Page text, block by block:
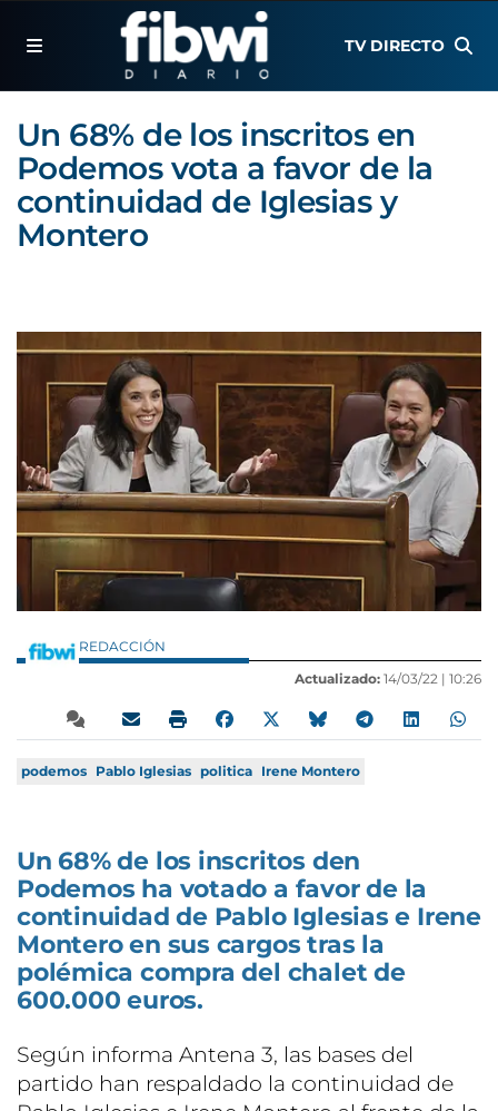
TV DIRECTO
Un 68% de los inscritos en
Podemos vota a favor de la
continuidad de Iglesias y
Montero
REDACCIÓN
Actualizado: 14/03/22 | 10:26
podemos Pablo Iglesias politica Irene Montero
Un 68% de los inscritos den
Podemos ha votado a favor de la
continuidad de Pablo Iglesias e Irene
Montero en sus cargos tras la
polémica compra del chalet de
600.000 euros.
Según informa Antena 3, las bases del
partido han respaldado la continuidad de